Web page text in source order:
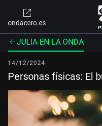
ondacero.es
JULIA EN LA ONDA
14/12/2024
Personas físicas: El